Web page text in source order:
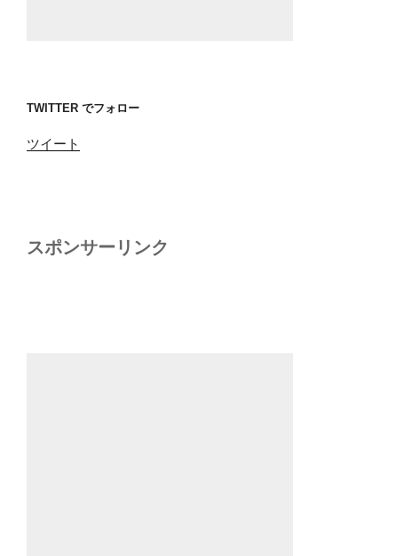
TWITTER でフォロー
ツイート
スポンサーリンク